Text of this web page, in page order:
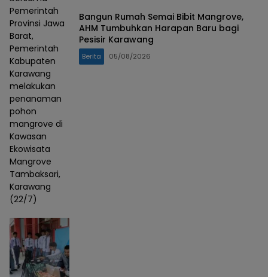
Pemerintah
Provinsi Jawa
Barat,
Pemerintah
Kabupaten
Karawang
melakukan
penanaman
pohon
mangrove di
Kawasan
Ekowisata
Mangrove
Tambaksari,
Karawang
(22/7)
Bangun Rumah Semai Bibit Mangrove,
AHM Tumbuhkan Harapan Baru bagi
Pesisir Karawang
Berita 05/08/2026